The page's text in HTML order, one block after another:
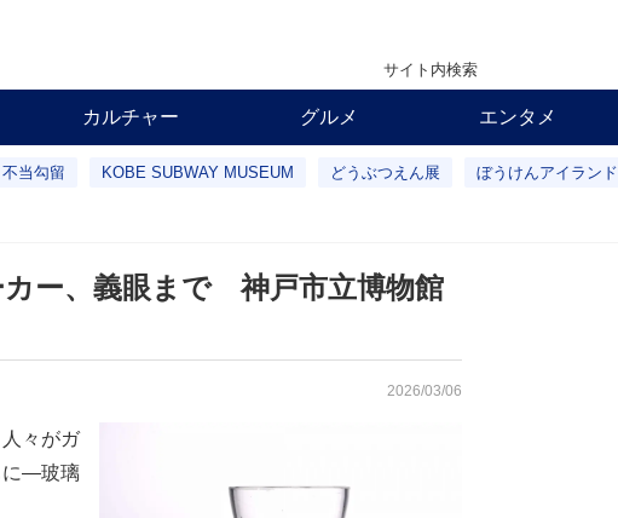
サイト内検索
カルチャー グルメ エンタメ
不当勾留 KOBE SUBWAY MUSEUM どうぶつえん展 ぼうけんアイランド
ー、義眼まで 神戸市立博物館
2026/03/06
々がガ
に―玻璃